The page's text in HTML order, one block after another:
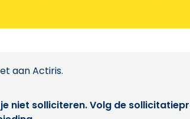
aan Actiris.
niet solliciteren. Volg de